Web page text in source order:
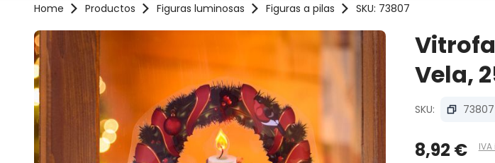
Home Productos Figuras luminosas Figuras a pilas SKU: 73807
Omitir galería de imágenes
Vela,
SKU: 73807
8,92 €